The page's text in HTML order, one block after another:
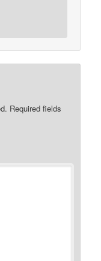
Required fields